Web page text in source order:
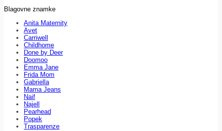
Blagovne znamke
Anita Maternity
Avet
Carriwell
Childhome
Done by Deer
Doomoo
Emma Jane
Frida Mom
Gabriella
Mama Jeans
Naif
Najell
Pearhead
Popek
Trasparenze